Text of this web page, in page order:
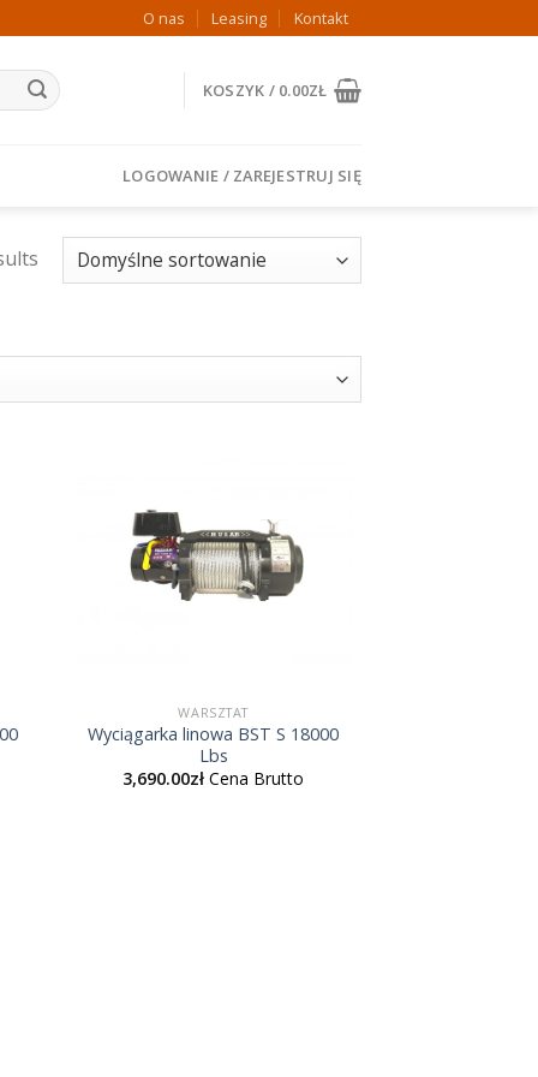
O nas Leasing Kontakt
KOSZYK / 0.00ZŁ
LOGOWANIE / ZAREJESTRUJ SIĘ
WARSZTAT
Wyciągarka linowa BST S 18000
Lbs
3,690.00zł Cena Brutto